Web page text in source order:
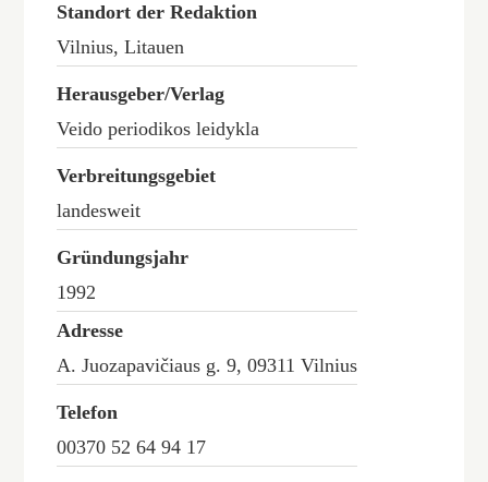
Standort der Redaktion
Vilnius, Litauen
Herausgeber/Verlag
Veido periodikos leidykla
Verbreitungsgebiet
landesweit
Gründungsjahr
1992
Adresse
A. Juozapavičiaus g. 9, 09311 Vilnius
Telefon
00370 52 64 94 17